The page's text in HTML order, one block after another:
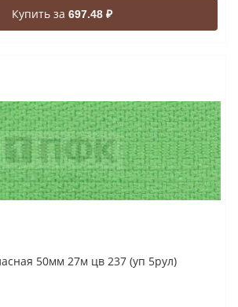
Купить за 697.48 ₽
50мм 27м цв 237 (уп 5рул)